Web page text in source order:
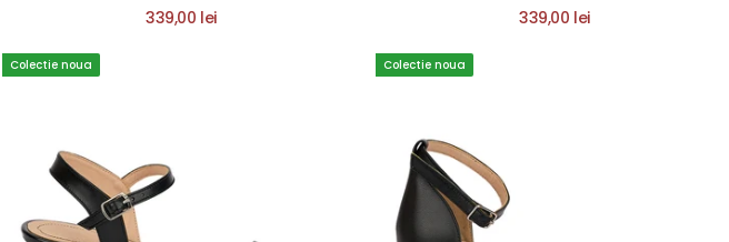
339,00 lei 339,00 lei
Colectie noua Colectie noua